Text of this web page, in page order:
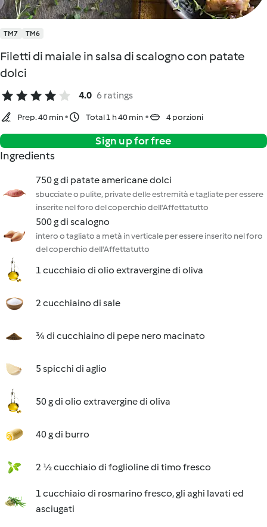
TM7 TM6
Filetti di maiale in salsa di scalogno con patate
dolci
4.0 6 ratings
Prep. 40 min Total 1 h 40 min 4 porzioni
Sign up for free
Ingredients
750 g di patate americane dolci
sbucciate o pulite, private delle estremità e tagliate per essere
inserite nel foro del coperchio dell'Affettatutto
500 g di scalogno
intero o tagliato a metà in verticale per essere inserito nel foro
del coperchio dell'Affettatutto
1 cucchiaio di olio extravergine di oliva
2 cucchiaino di sale
¾ di cucchiaino di pepe nero macinato
5 spicchi di aglio
50 g di olio extravergine di oliva
40 g di burro
2 ½ cucchiaio di foglioline di timo fresco
1 cucchiaio di rosmarino fresco, gli aghi lavati ed
asciugati